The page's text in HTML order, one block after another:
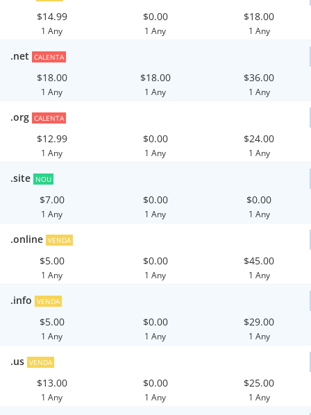
$14.99
1 Any
$0.00
1 Any
$18.00
1 Any
.net CALENTA
$18.00
1 Any
$18.00
1 Any
$36.00
1 Any
.org CALENTA
$12.99
1 Any
$0.00
1 Any
$24.00
1 Any
.site NOU
$7.00
1 Any
$0.00
1 Any
$0.00
1 Any
.online VENDA
$5.00
1 Any
$0.00
1 Any
$45.00
1 Any
.info VENDA
$5.00
1 Any
$0.00
1 Any
$29.00
1 Any
.us VENDA
$13.00
1 Any
$0.00
1 Any
$25.00
1 Any